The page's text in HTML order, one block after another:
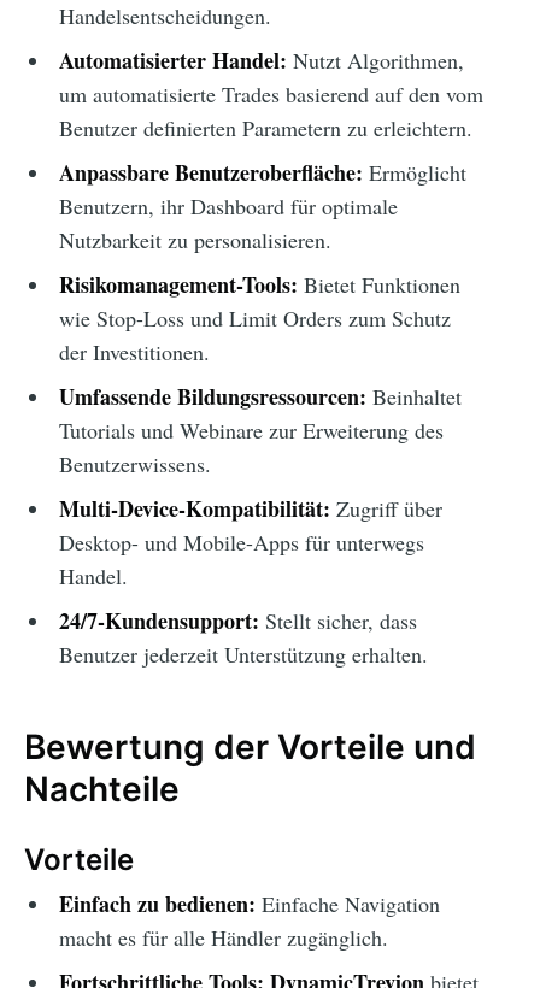
Handelsentscheidungen.
Automatisierter Handel: Nutzt Algorithmen,
um automatisierte Trades basierend auf den vom
Benutzer definierten Parametern zu erleichtern.
Anpassbare Benutzeroberfläche: Ermöglicht
Benutzern, ihr Dashboard für optimale
Nutzbarkeit zu personalisieren.
Risikomanagement-Tools: Bietet Funktionen
wie Stop-Loss und Limit Orders zum Schutz
der Investitionen.
Umfassende Bildungsressourcen: Beinhaltet
Tutorials und Webinare zur Erweiterung des
Benutzerwissens.
Multi-Device-Kompatibilität: Zugriff über
Desktop- und Mobile-Apps für unterwegs
Handel.
24/7-Kundensupport: Stellt sicher, dass
Benutzer jederzeit Unterstützung erhalten.
Bewertung der Vorteile und
Nachteile
Vorteile
Einfach zu bedienen: Einfache Navigation
macht es für alle Händler zugänglich.